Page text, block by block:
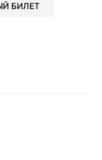
БИЛЕТ
news
Viber
в LinkedIn